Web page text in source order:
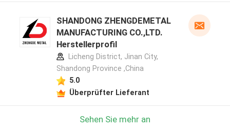
SHANDONG ZHENGDEMETAL
MANUFACTURING CO.,LTD.
Herstellerprofil
Licheng District, Jinan City,
Shandong Province ,China
5.0
Überprüfter Lieferant
Sehen Sie mehr an